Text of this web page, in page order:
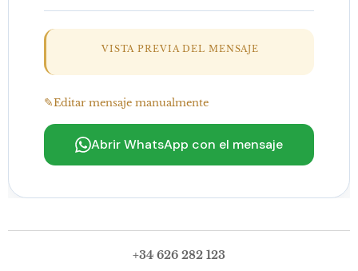
VISTA PREVIA DEL MENSAJE
Editar mensaje manualmente
Abrir WhatsApp con el mensaje
+34 626 282 123